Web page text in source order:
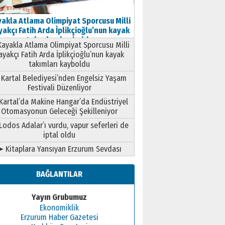
Atlama Olimpiyat Sporcusu Milli
Fatih Arda İplikçioğlu’nun kayak
takımları kayboldu
Atlama Olimpiyat Sporcusu Milli
Fatih Arda İplikçioğlu’nun kayak
takımları kayboldu
Belediyesi’nden Engelsiz Yaşam
Festivali Düzenliyor
Makine Hangar’da Endüstriyel
Otomasyonun Geleceği Şekilleniyor
Adalar’ı vurdu, vapur seferleri de
iptal oldu
Kitaplara Yansıyan Erzurum Sevdası
BAĞLANTILAR
Yayın Grubumuz
Ekonomiklik
Erzurum Haber Gazetesi